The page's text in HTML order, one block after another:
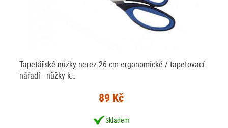
Tapetářské nůžky nerez 26 cm ergonomické / tapetovací
nářadí - nůžky k…
89 Kč
Skladem